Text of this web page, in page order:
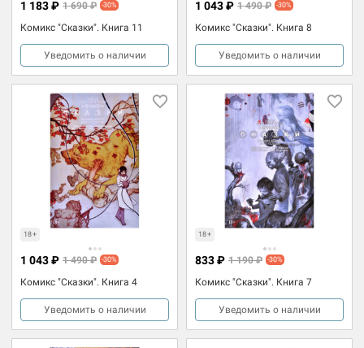
Комикс "Сказки". Книга 11
1 183 ₽ 1 690 ₽ -30%
Уведомить о наличии
Комикс "Сказки". Книга 8
1 043 ₽ 1 490 ₽ -30%
Уведомить о наличии
18+
Комикс "Сказки". Книга 4
1 043 ₽ 1 490 ₽ -30%
Уведомить о наличии
18+
Комикс "Сказки". Книга 7
833 ₽ 1 190 ₽ -30%
Уведомить о наличии